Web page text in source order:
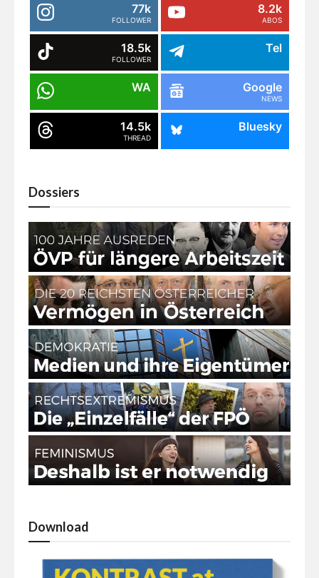
77k
FOLLOWER
8.2k
ABOS
18.5k
FOLLOWER
Tel
WA Google
NEWS
14.5k
THREAD
Bluesky
Dossiers
Download